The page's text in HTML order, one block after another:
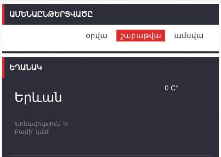
ունեն. կիպրոսցի խորհրդարանականը՝ Ալեն
Ֆրանսիայի ԱԳ նախարարը կայցելի Հայաստան
պատասխանատուներ կմնան ԼՂ-ում՝ մինչև
որոնողափրկարարական աշխատանքների
11:03
ՄԱԿ-ի առաքելությունը շատ, շատ, շատ օգտակար
ԱՄԵՆԱԸՆԹԵՐՑՎԱԾԸ
օրվա շաբաթվա ամսվա
ԵՂԱՆԱԿ
Երևան
Խոնավություն՝ %
Քամի՝ կմ/ժ
0 C°